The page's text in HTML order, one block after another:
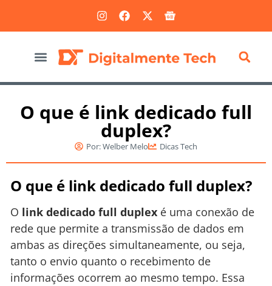
O que é link dedicado full
duplex?
Por:Welber Melo Dicas Tech
O que é link dedicado full duplex?
O link dedicado full duplex é uma conexão de
rede que permite a transmissão de dados em
ambas as direções simultaneamente, ou seja,
tanto o envio quanto o recebimento de
informações ocorrem ao mesmo tempo. Essa